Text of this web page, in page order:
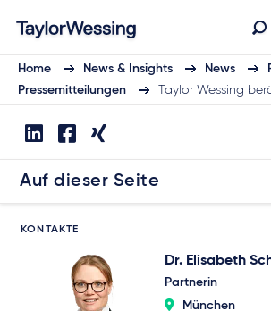
Home News & Insights News
Pressemitteilungen
Taylor Wessing
Auf dieser Seite
KONTAKTE
Dr. Elisabeth
Partnerin
München